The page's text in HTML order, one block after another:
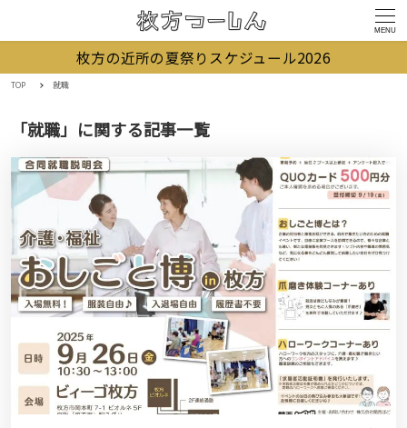
MENU
枚方の近所の夏祭りスケジュール2026
TOP 就職
「就職」に関する記事一覧